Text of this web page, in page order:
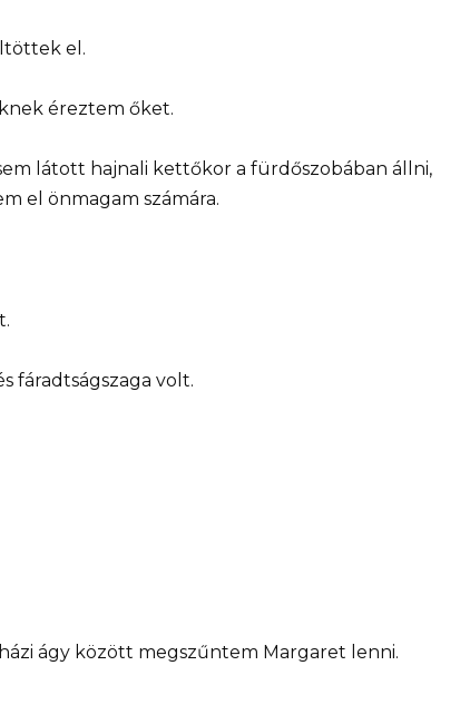
el.
éreztem őket.
látott hajnali kettőkor a fürdőszobában állni,
el önmagam számára.
fáradtságszaga volt.
ágy között megszűntem Margaret lenni.